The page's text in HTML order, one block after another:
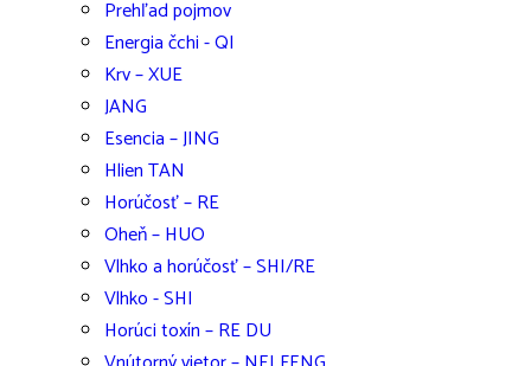
Prehľad pojmov
Energia čchi - QI
Krv – XUE
JANG
Esencia – JING
Hlien TAN
Horúčosť – RE
Oheň – HUO
Vlhko a horúčosť – SHI/RE
Vlhko - SHI
Horúci toxín – RE DU